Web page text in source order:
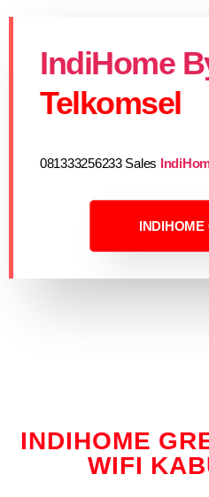
IndiHome
Telkomsel
081333256233 Sales
INDIHOME
INDIHOME
WIFI